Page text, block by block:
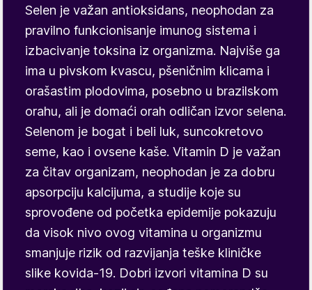
Selen je važan antioksidans, neophodan za
pravilno funkcionisanje imunog sistema i
izbacivanje toksina iz organizma. Najviše ga
ima u pivskom kvascu, pšeničnim klicama i
orašastim plodovima, posebno u brazilskom
orahu, ali je domaći orah odličan izvor selena.
Selenom je bogat i beli luk, suncokretovo
seme, kao i ovsene kaše. Vitamin D je važan
za čitav organizam, neophodan je za dobru
apsorpciju kalcijuma, a studije koje su
sprovođene od početka epidemije pokazuju
da visok nivo ovog vitamina u organizmu
smanjuje rizik od razvijanja teške kliničke
slike kovida-19. Dobri izvori vitamina D su